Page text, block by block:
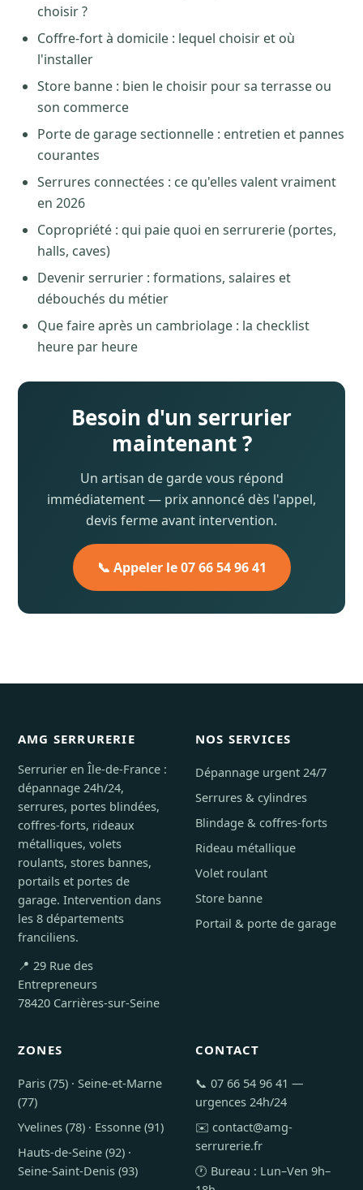
choisir ?
Coffre-fort à domicile : lequel choisir et où
l'installer
Store banne : bien le choisir pour sa terrasse ou
son commerce
Porte de garage sectionnelle : entretien et pannes
courantes
Serrures connectées : ce qu'elles valent vraiment
en 2026
Copropriété : qui paie quoi en serrurerie (portes,
halls, caves)
Devenir serrurier : formations, salaires et
débouchés du métier
Que faire après un cambriolage : la checklist
heure par heure
Besoin d'un serrurier
maintenant ?
Un artisan de garde vous répond
immédiatement — prix annoncé dès l'appel,
devis ferme avant intervention.
📞 Appeler le 07 66 54 96 41
AMG SERRURERIE
Serrurier en Île-de-France :
dépannage 24h/24,
serrures, portes blindées,
coffres-forts, rideaux
métalliques, volets
roulants, stores bannes,
portails et portes de
garage. Intervention dans
les 8 départements
franciliens.
📍 29 Rue des
Entrepreneurs
78420 Carrières-sur-Seine
NOS SERVICES
Dépannage urgent 24/7
Serrures & cylindres
Blindage & coffres-forts
Rideau métallique
Volet roulant
Store banne
Portail & porte de garage
ZONES
Paris (75) · Seine-et-Marne
(77)
Yvelines (78) · Essonne (91)
Hauts-de-Seine (92) ·
Seine-Saint-Denis (93)
CONTACT
📞 07 66 54 96 41 —
urgences 24h/24
✉️ contact@amg-
serrurerie.fr
🕐 Bureau : Lun–Ven 9h–